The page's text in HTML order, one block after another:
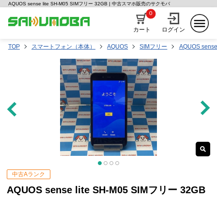
AQUOS sense lite SH-M05 SIMフリー 32GB | 中古スマホ販売のサクモバ
カート
0
ログイン
TOP スマートフォン（本体） AQUOS SIMフリー AQUOS
中古Aランク
AQUOS sense lite SH-M05 SIMフリー 32GB